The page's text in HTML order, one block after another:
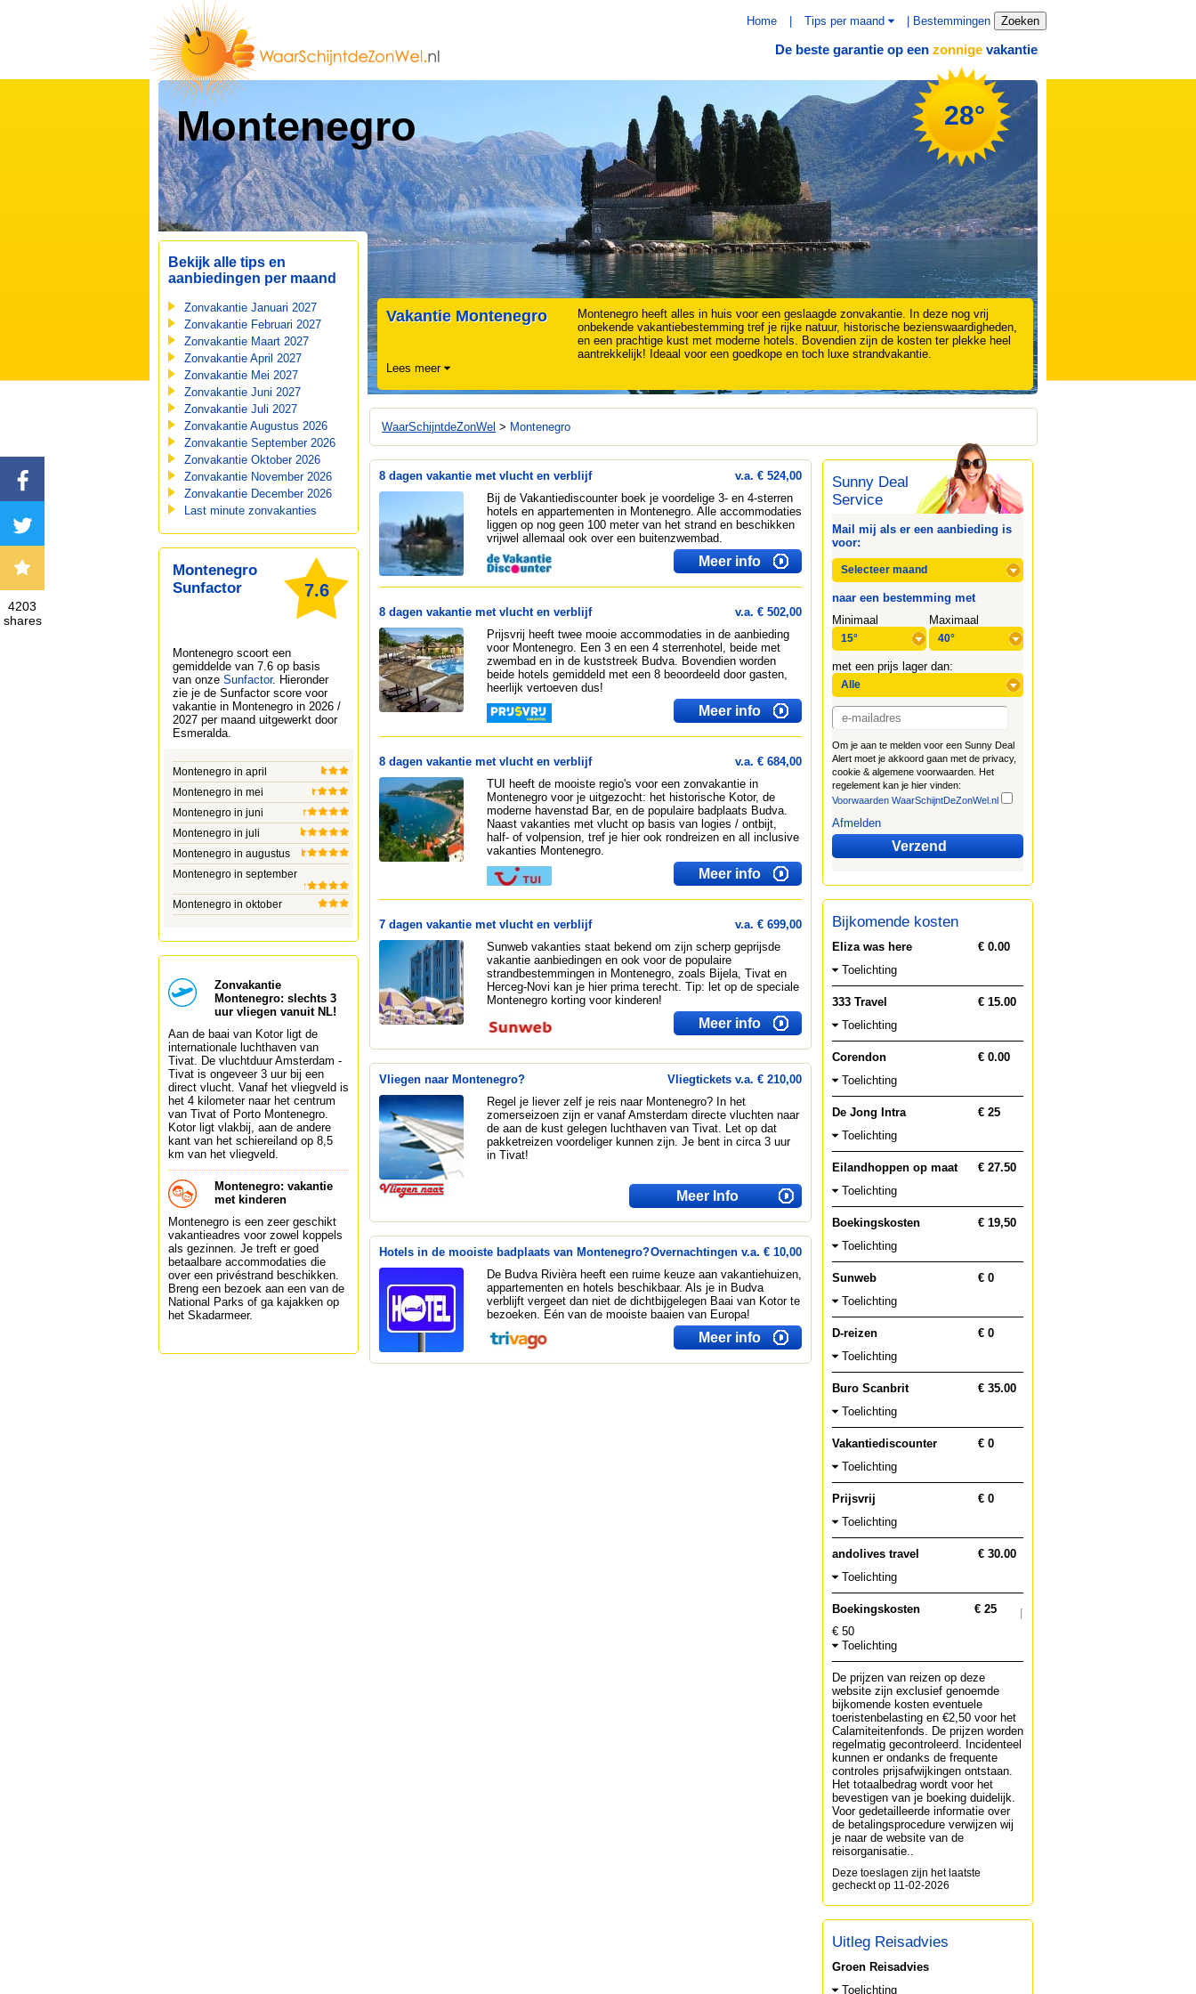
Home Tips per maand Bestemmingen Zoeken
De beste garantie op een zonnige vakantie
28°
Montenegro
Vakantie Montenegro
Montenegro heeft alles in huis voor een geslaagde zonvakantie. In deze nog vrij
onbekende vakantiebestemming tref je rijke natuur, historische bezienswaardigheden,
en een prachtige kust met moderne hotels. Bovendien zijn de kosten ter plekke heel
aantrekkelijk! Ideaal voor een goedkope en toch luxe strandvakantie.
Lees meer
Bekijk alle tips en
aanbiedingen per maand
Zonvakantie Januari 2027
Zonvakantie Februari 2027
Zonvakantie Maart 2027
Zonvakantie April 2027
Zonvakantie Mei 2027
Zonvakantie Juni 2027
Zonvakantie Juli 2027
Zonvakantie Augustus 2026
Zonvakantie September 2026
Zonvakantie Oktober 2026
Zonvakantie November 2026
Zonvakantie December 2026
Last minute zonvakanties
Montenegro
Sunfactor
7.6
Montenegro scoort een
gemiddelde van 7.6 op basis
van onze Sunfactor. Hieronder
zie je de Sunfactor score voor
vakantie in Montenegro in 2026 /
2027 per maand uitgewerkt door
Esmeralda.
Montenegro in april
Montenegro in mei
Montenegro in juni
Montenegro in juli
Montenegro in augustus
Montenegro in september
Montenegro in oktober
Zonvakantie
Montenegro: slechts 3
uur vliegen vanuit NL!
Aan de baai van Kotor ligt de
internationale luchthaven van
Tivat. De vluchtduur Amsterdam -
Tivat is ongeveer 3 uur bij een
direct vlucht. Vanaf het vliegveld is
het 4 kilometer naar het centrum
van Tivat of Porto Montenegro.
Kotor ligt vlakbij, aan de andere
kant van het schiereiland op 8,5
km van het vliegveld.
Montenegro: vakantie
met kinderen
Montenegro is een zeer geschikt
vakantieadres voor zowel koppels
als gezinnen. Je treft er goed
betaalbare accommodaties die
over een privéstrand beschikken.
Breng een bezoek aan een van de
National Parks of ga kajakken op
het Skadarmeer.
WaarSchijntdeZonWel > Montenegro
8 dagen vakantie met vlucht en verblijf
v.a. € 524,00
Bij de Vakantiediscounter boek je voordelige 3- en 4-sterren
hotels en appartementen in Montenegro. Alle accommodaties
liggen op nog geen 100 meter van het strand en beschikken
vrijwel allemaal ook over een buitenzwembad.
Meer info
8 dagen vakantie met vlucht en verblijf
v.a. € 502,00
Prijsvrij heeft twee mooie accommodaties in de aanbieding
voor Montenegro. Een 3 en een 4 sterrenhotel, beide met
zwembad en in de kuststreek Budva. Bovendien worden
beide hotels gemiddeld met een 8 beoordeeld door gasten,
heerlijk vertoeven dus!
Meer info
8 dagen vakantie met vlucht en verblijf
v.a. € 684,00
TUI heeft de mooiste regio's voor een zonvakantie in
Montenegro voor je uitgezocht: het historische Kotor, de
moderne havenstad Bar, en de populaire badplaats Budva.
Naast vakanties met vlucht op basis van logies / ontbijt,
half- of volpension, tref je hier ook rondreizen en all inclusive
vakanties Montenegro.
Meer info
7 dagen vakantie met vlucht en verblijf
v.a. € 699,00
Sunweb vakanties staat bekend om zijn scherp geprijsde
vakantie aanbiedingen en ook voor de populaire
strandbestemmingen in Montenegro, zoals Bijela, Tivat en
Herceg-Novi kan je hier prima terecht. Tip: let op de speciale
Montenegro korting voor kinderen!
Meer info
Vliegen naar Montenegro?
Vliegtickets v.a. € 210,00
Regel je liever zelf je reis naar Montenegro? In het
zomerseizoen zijn er vanaf Amsterdam directe vluchten naar
de aan de kust gelegen luchthaven van Tivat. Let op dat
pakketreizen voordeliger kunnen zijn. Je bent in circa 3 uur
in Tivat!
Meer Info
Hotels in de mooiste badplaats van Montenegro?Overnachtingen v.a. € 10,00
De Budva Rivièra heeft een ruime keuze aan vakantiehuizen,
appartementen en hotels beschikbaar. Als je in Budva
verblijft vergeet dan niet de dichtbijgelegen Baai van Kotor te
bezoeken. Eén van de mooiste baaien van Europa!
Meer info
Sunny Deal
Service
Mail mij als er een aanbieding is
voor:
naar een bestemming met
Minimaal
Maximaal
met een prijs lager dan:
Om je aan te melden voor een Sunny Deal
Alert moet je akkoord gaan met de privacy,
cookie & algemene voorwaarden. Het
regelement kan je hier vinden:
Voorwaarden WaarSchijntDeZonWel.nl
Afmelden
Verzend
Bijkomende kosten
Eliza was here
€ 0.00
Toelichting
333 Travel
€ 15.00
Toelichting
Corendon
€ 0.00
Toelichting
De Jong Intra
€ 25
Toelichting
Eilandhoppen op maat
€ 27.50
Toelichting
Boekingskosten
€ 19,50
Toelichting
Sunweb
€ 0
Toelichting
D-reizen
€ 0
Toelichting
Buro Scanbrit
€ 35.00
Toelichting
Vakantiediscounter
€ 0
Toelichting
Prijsvrij
€ 0
Toelichting
andolives travel
€ 30.00
Toelichting
Boekingskosten
€ 25
€ 50
Toelichting
De prijzen van reizen op deze
website zijn exclusief genoemde
bijkomende kosten eventuele
toeristenbelasting en €2,50 voor het
Calamiteitenfonds. De prijzen worden
regelmatig gecontroleerd. Incidenteel
kunnen er ondanks de frequente
controles prijsafwijkingen ontstaan.
Het totaalbedrag wordt voor het
bevestigen van je boeking duidelijk.
Voor gedetailleerde informatie over
de betalingsprocedure verwijzen wij
je naar de website van de
reisorganisatie..
Deze toeslagen zijn het laatste
gecheckt op 11-02-2026
Uitleg Reisadvies
Groen Reisadvies
Toelichting
4203
shares